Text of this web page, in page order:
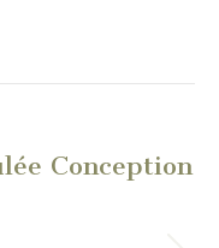
Conception